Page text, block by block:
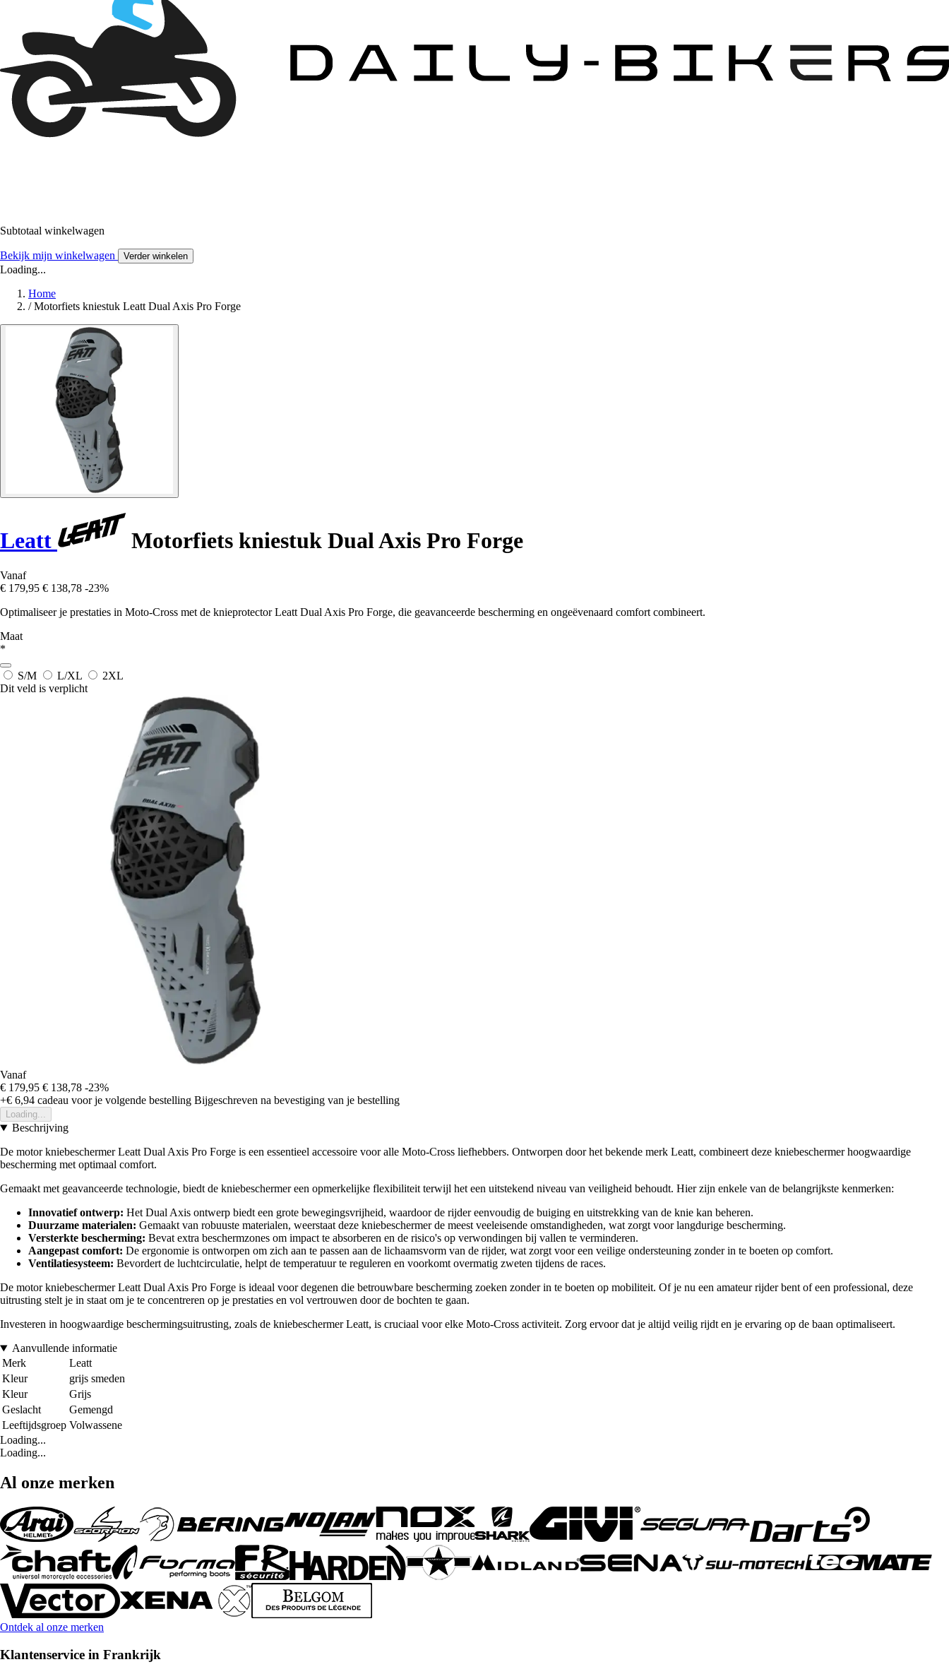
Subtotaal winkelwagen
Bekijk mijn winkelwagen Verder winkelen
Loading...
Home
/ Motorfiets kniestuk Leatt Dual Axis Pro Forge
Leatt Motorfiets kniestuk Dual Axis Pro Forge
Vanaf
€ 179,95 € 138,78 -23%
Optimaliseer je prestaties in Moto-Cross met de knieprotector Leatt Dual Axis Pro Forge, die geavanceerde bescherming en ongeëvenaard comfort combineert.
Maat
*
S/M L/XL
2XL
Dit veld is verplicht
Vanaf
€ 179,95 € 138,78 -23%
+€ 6,94 cadeau voor je volgende bestelling Bijgeschreven na bevestiging van je bestelling
Loading...
Beschrijving
De motor kniebeschermer Leatt Dual Axis Pro Forge is een essentieel accessoire voor alle Moto-Cross liefhebbers. Ontworpen door het bekende merk Leatt, combineert deze kniebeschermer hoogwaardige
bescherming met optimaal comfort.
Gemaakt met geavanceerde technologie, biedt de kniebeschermer een opmerkelijke flexibiliteit terwijl het een uitstekend niveau van veiligheid behoudt. Hier zijn enkele van de belangrijkste kenmerken:
Innovatief ontwerp: Het Dual Axis ontwerp biedt een grote bewegingsvrijheid, waardoor de rijder eenvoudig de buiging en uitstrekking van de knie kan beheren.
Duurzame materialen: Gemaakt van robuuste materialen, weerstaat deze kniebeschermer de meest veeleisende omstandigheden, wat zorgt voor langdurige bescherming.
Versterkte bescherming: Bevat extra beschermzones om impact te absorberen en de risico's op verwondingen bij vallen te verminderen.
Aangepast comfort: De ergonomie is ontworpen om zich aan te passen aan de lichaamsvorm van de rijder, wat zorgt voor een veilige ondersteuning zonder in te boeten op comfort.
Ventilatiesysteem: Bevordert de luchtcirculatie, helpt de temperatuur te reguleren en voorkomt overmatig zweten tijdens de races.
De motor kniebeschermer Leatt Dual Axis Pro Forge is ideaal voor degenen die betrouwbare bescherming zoeken zonder in te boeten op mobiliteit. Of je nu een amateur rijder bent of een professional, deze
uitrusting stelt je in staat om je te concentreren op je prestaties en vol vertrouwen door de bochten te gaan.
Investeren in hoogwaardige beschermingsuitrusting, zoals de kniebeschermer Leatt, is cruciaal voor elke Moto-Cross activiteit. Zorg ervoor dat je altijd veilig rijdt en je ervaring op de baan optimaliseert.
Aanvullende informatie
Merk
Leatt
Kleur
grijs smeden
Kleur
Grijs
Geslacht
Gemengd
Leeftijdsgroep Volwassene
Loading...
Loading...
Al onze merken
Ontdek al onze merken
Klantenservice in Frankrijk